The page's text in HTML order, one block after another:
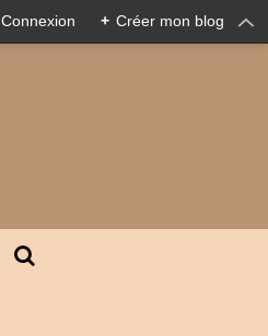
Connexion + Créer mon blog